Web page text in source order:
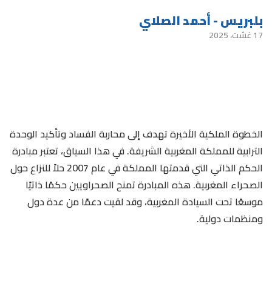
بلبريس - أحمد الصلاي
17 غشت، 2025
الخطوة الملكية الأخيرة تهدف إلى محاربة الفساد وتأكيد الوحدة
الترابية للمملكة المغربية الشريفة. في هذا السياق، تعتبر مبادرة
الحكم الذاتي التي قدمتها المملكة في عام 2007 حلاً للنزاع حول
الصحراء المغربية. هذه المبادرة تمنح الصحراويين حكمًا ذاتيًا
موسعًا تحت السيادة المغربية، وقد لقيت دعمًا من عدة دول
ومنظمات دولية.